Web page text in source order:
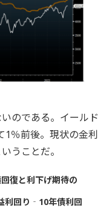
のである。イールド
1％前後。現状の金利
うことだ。
復と利下げ期待の
利回り‐10年債利回